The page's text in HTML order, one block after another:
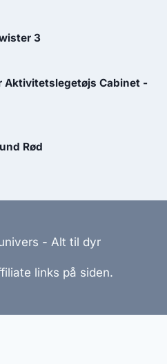
3
Aktivitetslegetøjs Cabinet -
Rød
- Alt til dyr
links på siden.